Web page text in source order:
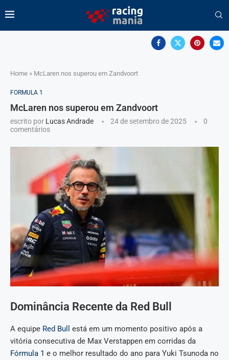
Home » McLaren nos superou em Zandvoort
FORMULA 1
McLaren nos superou em Zandvoort
escrito por Lucas Andrade 24 de setembro de 2025
0
comentários
Dominância Recente da Red Bull
A equipe Red Bull
está em um momento positivo após a
vitória consecutiva de Max Verstappen em corridas da
Fórmula 1 e o melhor resultado do ano para Yuki Tsunoda no